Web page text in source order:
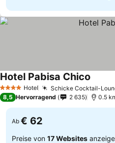
4 Sterne Hotel Schicke Cocktail-
Hotel Pabisa Chico
8,5 Hervorragend 2 635 0.5
Ab € 62
Preise von 17 Websites